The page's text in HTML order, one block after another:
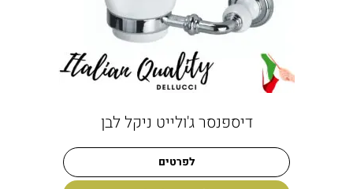
דיספנסר ג'ולייט ניקל לבן
לפרטים